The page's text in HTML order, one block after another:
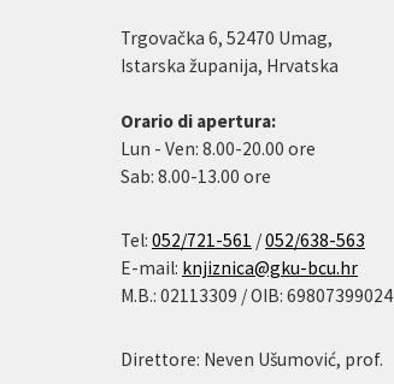
Trgovačka 6, 52470 Umag,
Istarska županija, Hrvatska
Orario di apertura:
Lun - Ven: 8.00-20.00 ore
Sab: 8.00-13.00 ore
Tel: 052/721-561 /052/638-563
E-mail: knjiznica@gku-bcu.hr
M.B.: 02113309 / OIB: 69807399024
Direttore: Neven Ušumović, prof.